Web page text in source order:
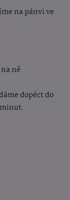
na pánvi ve
ně
dopéct do